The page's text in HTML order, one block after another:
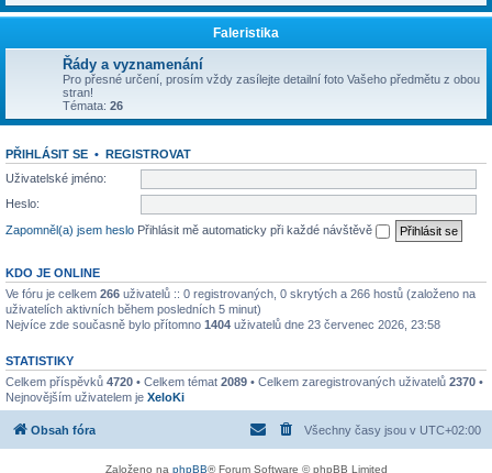
Faleristika
Řády a vyznamenání
Pro přesné určení, prosím vždy zasílejte detailní foto Vašeho předmětu z obou
stran!
Témata: 26
PŘIHLÁSIT SE • REGISTROVAT
Uživatelské jméno:
Heslo:
Zapomněl(a) jsem heslo Přihlásit mě automaticky při každé návštěvě
KDO JE ONLINE
Ve fóru je celkem 266 uživatelů :: 0 registrovaných, 0 skrytých a 266 hostů (založeno na
uživatelích aktivních během posledních 5 minut)
Nejvíce zde současně bylo přítomno 1404 uživatelů dne 23 červenec 2026, 23:58
STATISTIKY
Celkem příspěvků 4720 • Celkem témat 2089 • Celkem zaregistrovaných uživatelů 2370 •
Nejnovějším uživatelem je XeloKi
Obsah fóra Všechny časy jsou v UTC+02:00
Založeno na phpBB® Forum Software © phpBB Limited